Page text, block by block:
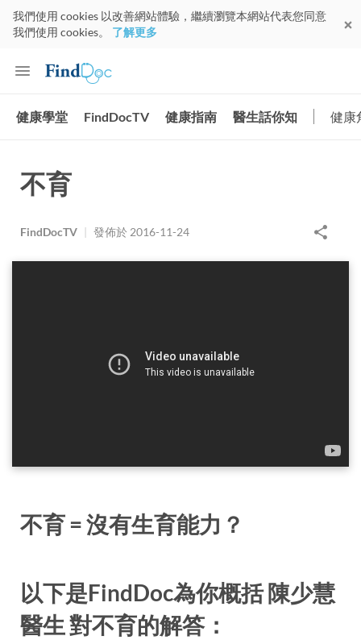
我們使用 cookies 以改善網站體驗，繼續瀏覽本網站代表您同意
我們使用 cookies。 了解更多
健康學堂 FindDocTV 健康指南 醫生話你知 健康
不育
FindDocTV | 發佈於 2016-11-24
不育 = 沒有生育能力？
以下是FindDoc為你概括 陳少慧
醫生 對不育的解答：